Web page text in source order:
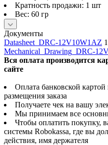
Кратность продажи: 1 шт
Вес: 60 гр
Документы
Datasheet_DRC-12V10W1AZ
Mechanical_Drawing_DRC-
Вся оплата производится
сайте
Оплата банковской
размещения заказа
Получаете чек на вашу
Мы принимаем все
Чтобы оплатить покупку,
системы Robokassa, где вы
действия, имя держателя